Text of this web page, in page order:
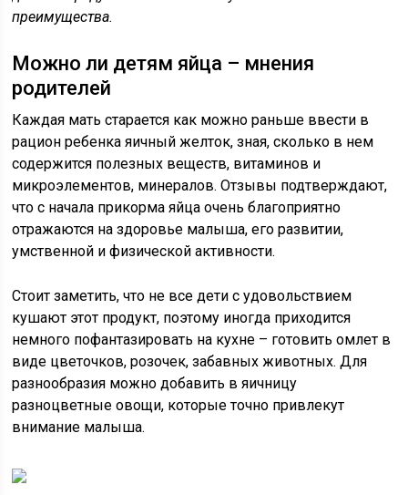
преимущества.
Можно ли детям яйца – мнения
родителей
Каждая мать старается как можно раньше ввести в
рацион ребенка яичный желток, зная, сколько в нем
содержится полезных веществ, витаминов и
микроэлементов, минералов. Отзывы подтверждают,
что с начала прикорма яйца очень благоприятно
отражаются на здоровье малыша, его развитии,
умственной и физической активности.
Стоит заметить, что не все дети с удовольствием
кушают этот продукт, поэтому иногда приходится
немного пофантазировать на кухне – готовить омлет в
виде цветочков, розочек, забавных животных. Для
разнообразия можно добавить в яичницу
разноцветные овощи, которые точно привлекут
внимание малыша.